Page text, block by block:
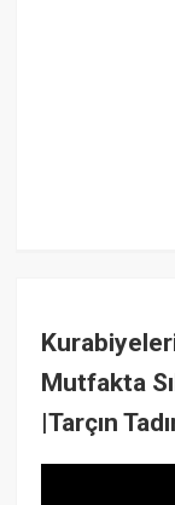
Mutfakta
|Tarçın